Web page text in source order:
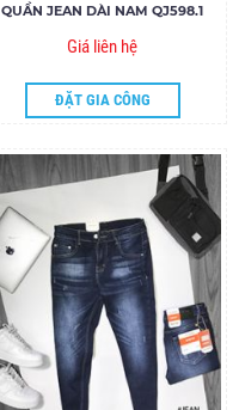
QUẦN JEAN DÀI NAM QJ598.1
Giá liên hệ
ĐẶT GIA CÔNG